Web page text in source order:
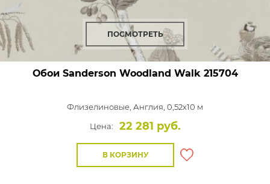
ПОСМОТРЕТЬ
Обои Sanderson Woodland Walk215704
Флизелиновые, Англия, 0,52x10 м
Цена:
22 281 руб.
В КОРЗИНУ